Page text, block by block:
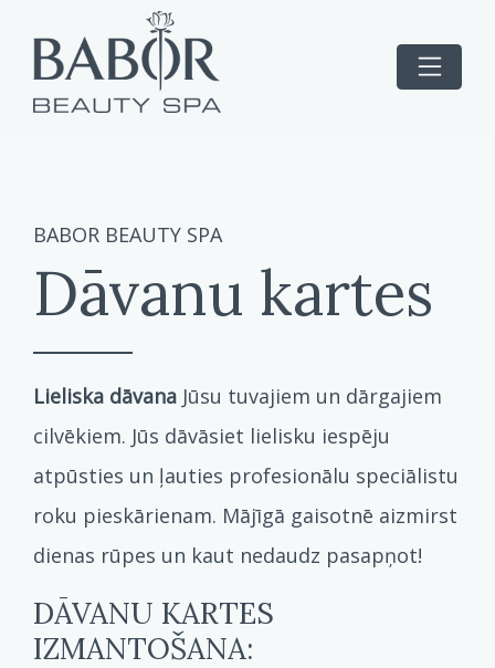
BABOR BEAUTY SPA
Dāvanu kartes
Lieliska dāvana Jūsu tuvajiem un dārgajiem
cilvēkiem. Jūs dāvāsiet lielisku iespēju
atpūsties un ļauties profesionālu speciālistu
roku pieskārienam. Mājīgā gaisotnē aizmirst
dienas rūpes un kaut nedaudz pasapņot!
DĀVANU KARTES
IZMANTOŠANA: